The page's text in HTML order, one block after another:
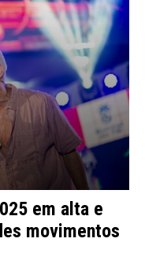
em alta e
movimentos